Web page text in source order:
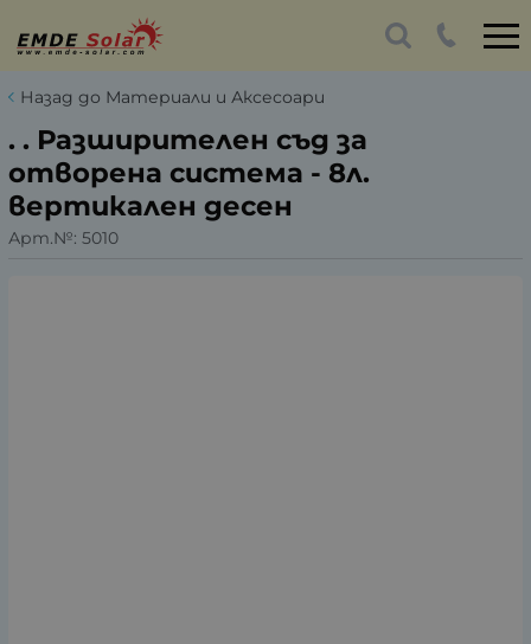
Назад до Материали и Аксесоари
. . Разширителен съд за
отворена система - 8л.
вертикален десен
Арт.№: 5010